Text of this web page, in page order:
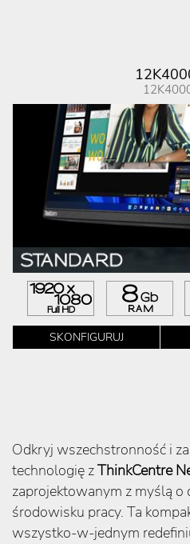
SKONFIGURUJ
Odkryj wszechstronność i
technologię zThinkCentre
zaprojektowanym z myślą o
środowisku pracy. Ta
wszystko-w-jednym